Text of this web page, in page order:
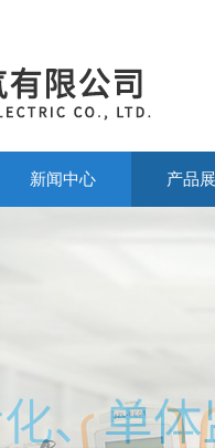
新闻中心 产品